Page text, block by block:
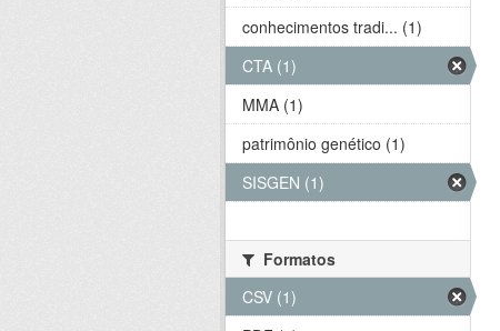
conhecimentos tradi... (1)
CTA (1)
MMA (1)
patrimônio genético (1)
SISGEN (1)
Formatos
CSV (1)